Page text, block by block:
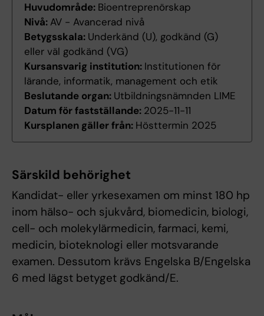
Huvudområde: Bioentreprenörskap
Nivå: AV - Avancerad nivå
Betygsskala: Underkänd (U), godkänd (G)
eller väl godkänd (VG)
Kursansvarig institution: Institutionen för
lärande, informatik, management och etik
Beslutande organ: Utbildningsnämnden LIME
Datum för fastställande: 2025-11-11
Kursplanen gäller från: Hösttermin 2025
Särskild behörighet
Kandidat- eller yrkesexamen om minst 180 hp
inom hälso- och sjukvård, biomedicin, biologi,
cell- och molekylärmedicin, farmaci, kemi,
medicin, bioteknologi eller motsvarande
examen. Dessutom krävs Engelska B/Engelska
6 med lägst betyget godkänd/E.